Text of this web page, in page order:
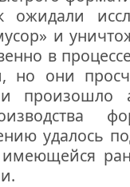
ожидали
и
в
но они
произошло
удалось
имеющейся